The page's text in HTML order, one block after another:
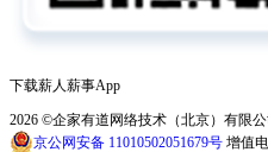
下载薪人薪事App
2026 ©企家有道网络技术（北京）有限
京公网安备 11010502051679号 增值